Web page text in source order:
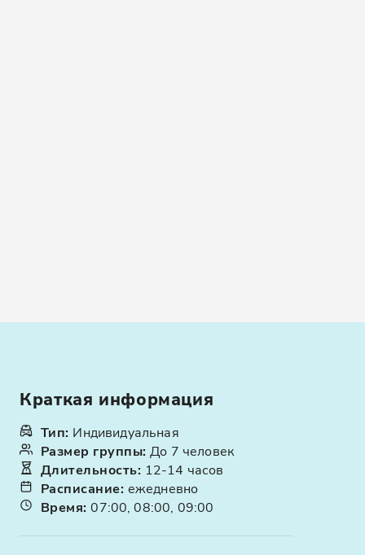
Краткая информация
Тип: Индивидуальная
Размер группы: До 7 человек
Длительность: 12-14 часов
Расписание: ежедневно
Время:07:00, 08:00, 09:00